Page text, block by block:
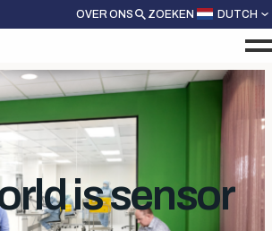
OVER ONS ZOEKEN DUTCH
is sensor